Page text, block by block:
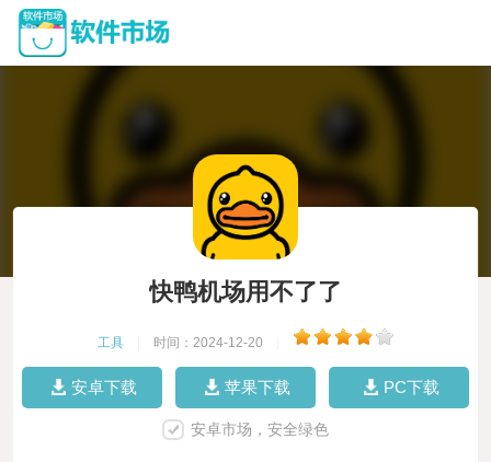
快鸭机场用不了了
工具 时间：2024-12-20
安卓下载 苹果下载 PC下载
安卓市场，安全绿色